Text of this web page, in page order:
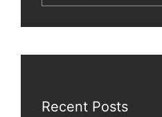
Recent Posts